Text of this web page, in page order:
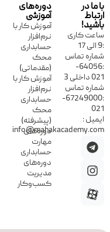
با ما در
ارتباط
باشید!
ساعت کاری
:9 الی 17
شماره تماس
:64056-
021 داخلی 3
شماره تماس
:67249000-
021
ایمیل :
info@mahakacademy.com
دوره‌های
آموزشی
آموزش کار با
نرم‌افزار
حسابداری
محک
(مقدماتی)
آموزش کار با
نرم‌افزار
حسابداری
محک
(پیشرفته)
دوره‌های
مهارت
حسابداری
دوره‌های
مدیریت
کسب‌وکار